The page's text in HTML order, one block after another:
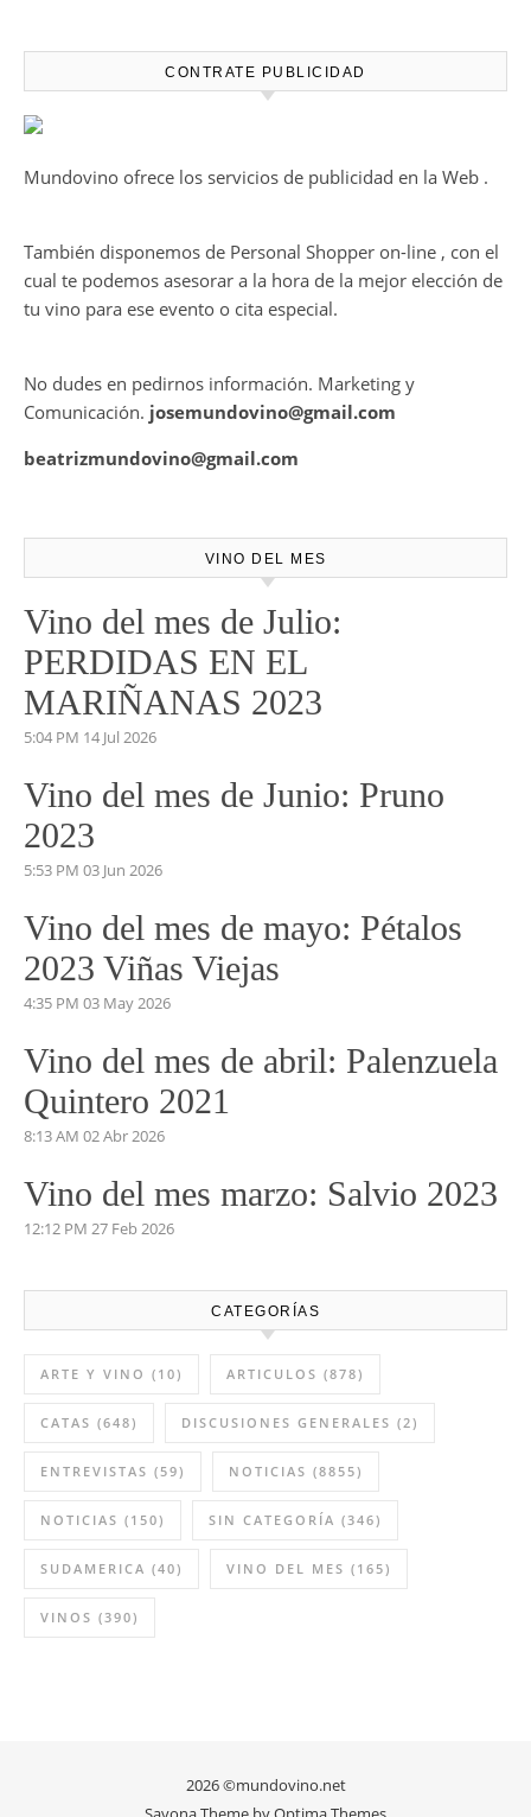
HARMONY COLLECTION
CONTRATE PUBLICIDAD
Mundovino ofrece los servicios de publicidad en la Web .
También disponemos de Personal Shopper on-line , con el
cual te podemos asesorar a la hora de la mejor elección de
tu vino para ese evento o cita especial.
No dudes en pedirnos información. Marketing y
Comunicación. josemundovino@gmail.com
beatrizmundovino@gmail.com
VINO DEL MES
Vino del mes de Julio:
PERDIDAS EN EL
MARIÑANAS 2023
5:04 PM 14 Jul 2026
Vino del mes de Junio: Pruno
2023
5:53 PM 03 Jun 2026
Vino del mes de mayo: Pétalos
2023 Viñas Viejas
4:35 PM 03 May 2026
Vino del mes de abril: Palenzuela
Quintero 2021
8:13 AM 02 Abr 2026
Vino del mes marzo: Salvio 2023
12:12 PM 27 Feb 2026
CATEGORÍAS
ARTE Y VINO (10) ARTICULOS (878)
CATAS (648) DISCUSIONES GENERALES (2)
ENTREVISTAS (59) NOTICIAS (8855)
NOTICIAS (150) SIN CATEGORÍA (346)
SUDAMERICA (40) VINO DEL MES (165)
VINOS (390)
2026 ©mundovino.net